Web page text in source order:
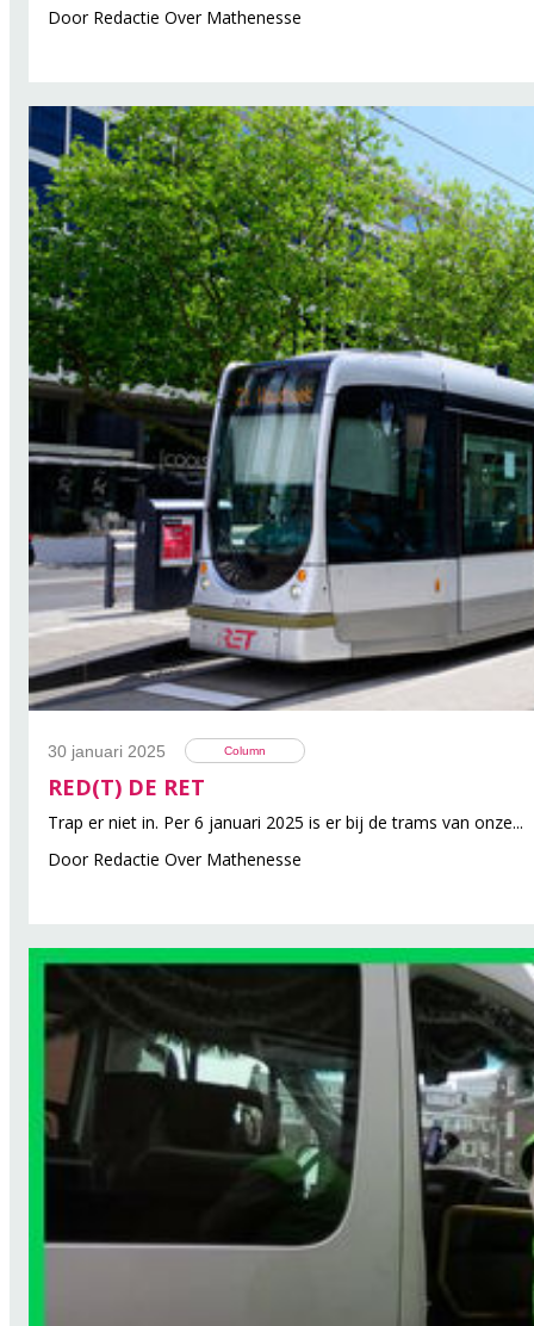
Door Redactie Over Mathenesse
30 januari 2025 Column
RED(T) DE RET
Trap er niet in. Per 6 januari 2025 is er bij de trams van onze...
Door Redactie Over Mathenesse